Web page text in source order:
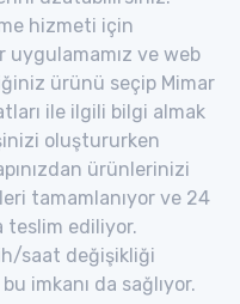
hizmeti için
ve web
ürünü seçip Mimar
ile ilgili bilgi almak
oluştururken
ürünlerinizi
tamamlanıyor ve 24
teslim ediliyor.
saat değişikliği
imkanı da sağlıyor.